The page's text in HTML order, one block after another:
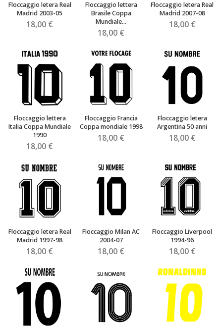
Floccaggio letera Real
Madrid 2003-05
18,00 €
Floccaggio lettera
Brasile Coppa
Mundiale...
18,00 €
Floccaggio letera Real
Madrid 2007-08
18,00 €
Floccaggio lettera
Italia Coppa Mundiale
1990
18,00 €
Floccaggio Francia
Coppa mondiale 1998
18,00 €
Floccaggio letera
Argentina 50 anni
18,00 €
Floccaggio letera Real
Madrid 1997-98
18,00 €
Floccaggio Milan AC
2004-07
18,00 €
Floccaggio Liverpool
1994-96
18,00 €